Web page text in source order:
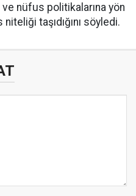
ve nüfus politikalarına yön
taşıdığını söyledi.